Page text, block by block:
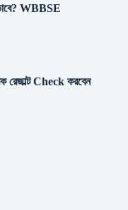
WBBSE
Check করবেন